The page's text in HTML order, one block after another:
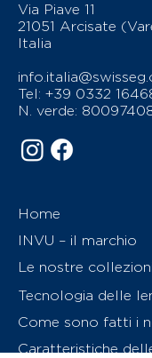
Via Piave 11
21051 Arcisate
Italia
Tel: +39 0332
N. verde:
Home
INVU – il marchio
Le nostre collezioni
Tecnologia delle
Come sono fatti i
Caratteristiche